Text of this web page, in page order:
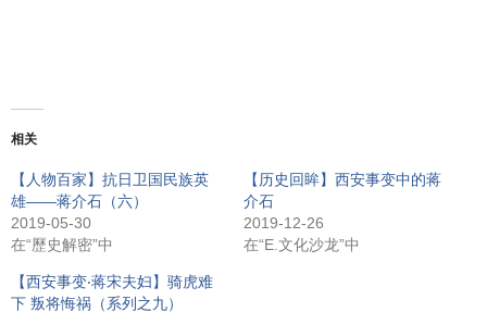
相关
【人物百家】抗日卫国民族英
雄——蒋介石（六）
2019-05-30
在“歷史解密”中
【历史回眸】西安事变中的蒋
介石
2019-12-26
在“E.文化沙龙”中
【西安事变‧蒋宋夫妇】骑虎难
下 叛将悔祸（系列之九）